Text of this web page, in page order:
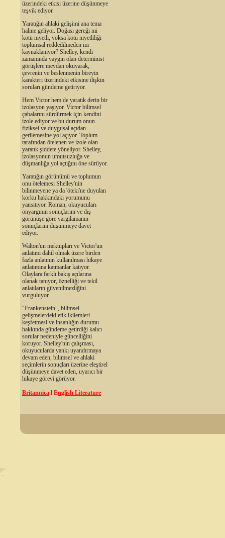
üzerindeki etkisi üzerine düşünmeye
teşvik ediyor.
Yaratığın ahlaki gelişimi ana tema
haline geliyor. Doğası gereği mi
kötü niyetli, yoksa kötü niyetliliği
toplumsal reddedilmeden mi
kaynaklanıyor? Shelley, kendi
zamanında yaygın olan determinist
görüşlere meydan okuyarak,
çevrenin ve beslenmenin bireyin
karakteri üzerindeki etkisine ilişkin
soruları gündeme getiriyor.
Hem Victor hem de yaratık derin bir
izolasyon yaşıyor. Victor bilimsel
çabalarını sürdürmek için kendini
izole ediyor ve bu durum onun
fiziksel ve duygusal açıdan
gerilemesine yol açıyor. Toplum
tarafından ötelenen ve izole olan
yaratık şiddete yöneliyor. Shelley,
izolasyonun umutsuzluğa ve
düşmanlığa yol açtığını öne sürüyor.
Yaratığın görünümü ve toplumun
onu ötelemesi Shelley'nin
bilinmeyene ya da 'öteki'ne duyulan
korku hakkındaki yorumunu
yansıtıyor. Roman, okuyucuları
önyargının sonuçlarını ve dış
görünüşe göre yargılamanın
sonuçlarını düşünmeye davet
ediyor.
Walton'un mektupları ve Victor'un
anlatımı dahil olmak üzere birden
fazla anlatının kullanılması hikaye
anlatımına katmanlar katıyor.
Olaylara farklı bakış açılarına
olanak tanıyor, öznelliği ve tekil
anlatıların güvenilmezliğini
vurguluyor.
"Frankenstein", bilimsel
gelişmelerdeki etik ikilemleri
keşfetmesi ve insanlığın durumu
hakkında gündeme getirdiği kalıcı
sorular nedeniyle güncelliğini
koruyor. Shelley'nin çalışması,
okuyucularda yankı uyandırmaya
devam eden, bilimsel ve ahlaki
seçimlerin sonuçları üzerine eleştirel
düşünmeye davet eden, uyarıcı bir
hikaye görevi görüyor.
Britannica l English Literature